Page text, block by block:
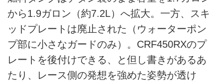
から1.9ガロン（約7.2L）へ拡大。一方、スキ
ッドプレートは廃止された（ウォーターポン
プ部に小さなガードのみ）。CRF450RXのプ
レートを後付けできる、と但し書きがあるあ
たり、レース側の発想を強めた姿勢が透け